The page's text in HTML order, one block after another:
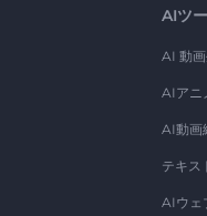
AIツ
AI 動
AIアニ
AI動画
テキス
AIウェ